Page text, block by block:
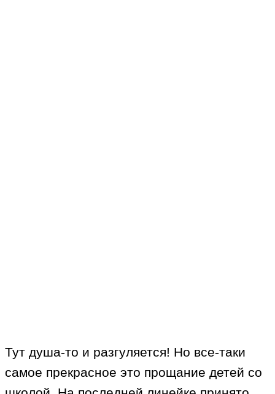
Тут душа-то и разгуляется! Но все-таки
самое прекрасное это прощание детей со